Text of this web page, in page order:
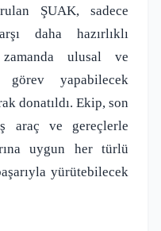
ŞUAK, sadece
daha hazırlıklı
ulusal ve
görev yapabilecek
donatıldı. Ekip, son
araç ve gereçlerle
uygun her türlü
yürütebilecek